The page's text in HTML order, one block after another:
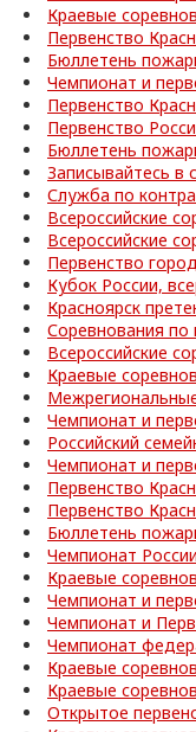
Краевые
Первенство
Бюллетень
Чемпионат и
Первенство
Первенство
Бюллетень
Записывайтесь в
Служба по
Всероссийские
Всероссийские
Первенство
Кубок России,
Красноярск
Соревнования
Всероссийские
Краевые
Чемпионат и
Российский
Чемпионат и
Первенство
Первенство
Бюллетень
Чемпионат
Краевые
Чемпионат и
Чемпионат и
Чемпионат
Краевые
Краевые
Открытое